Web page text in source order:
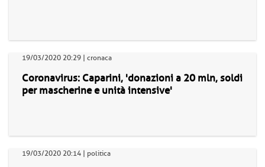
19/03/2020 20:29 | cronaca
Coronavirus: Caparini, 'donazioni a 20 mln, soldi
per mascherine e unità intensive'
19/03/2020 20:14 | politica